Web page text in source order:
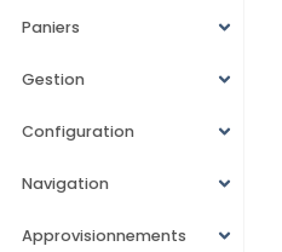
Paniers
Gestion
Configuration
Navigation
Approvisionnements